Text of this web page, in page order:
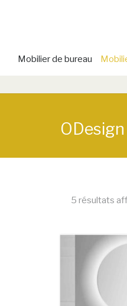
Mobilier de bureau
ODesign
5 résultats